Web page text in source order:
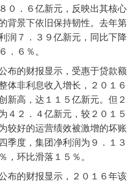
信息化 数据
军事 无人机
新华广播
新华电视英文 返回PC
０．６亿新元，反映出其核心
背景下依旧保持韧性。去年第
润７．３９亿新元，同比下降
．６％。
的财报显示，受惠于贷款额
体非利息收入增长，２０１６
新高，达１１５亿新元。但２
４２．４亿新元，较２０１５
较好的运营绩效被激增的坏账
季度，集团净利润为９．１３
，环比滑落１５％。
的财报显示，２０１６年该